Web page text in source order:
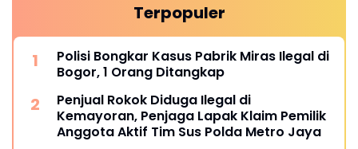
Terpopuler
Polisi Bongkar Kasus Pabrik Miras Ilegal di
Bogor, 1 Orang Ditangkap
Penjual Rokok Diduga Ilegal di
Kemayoran, Penjaga Lapak Klaim Pemilik
Anggota Aktif Tim Sus Polda Metro Jaya